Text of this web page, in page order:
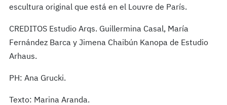
escultura original que está en el Louvre de París.
CREDITOS Estudio Arqs. Guillermina Casal, María
Fernández Barca y Jimena Chaibún Kanopa de Estudio
Arhaus.
PH: Ana Grucki.
Texto: Marina Aranda.